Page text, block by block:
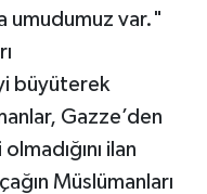
umudumuz var."
büyüterek
Gazze’den
ilan
Müslümanları